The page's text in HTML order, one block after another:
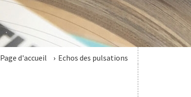
Page d'accueil Echos des pulsations